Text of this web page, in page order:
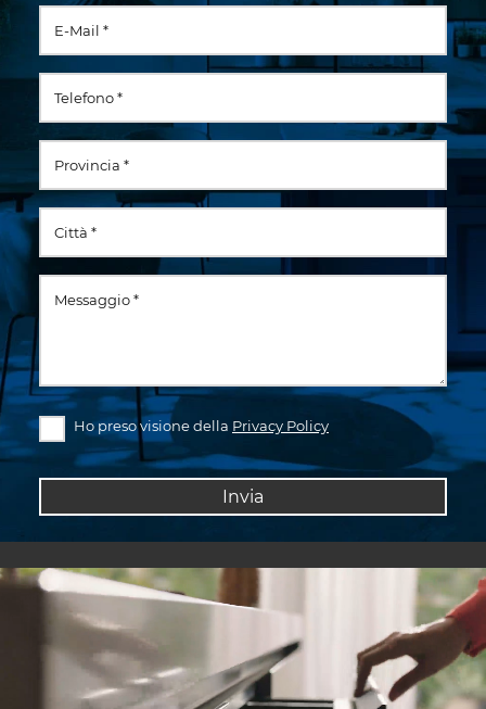
Ho preso visione della Privacy Policy
Invia